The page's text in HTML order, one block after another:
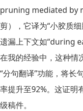
pruning mediated by
剪），它译为“小胶质
遗漏上下文如“during
在我的经验中，这种情
“分句翻译”功能，将长
率提升至92%。这证明
级稿件。